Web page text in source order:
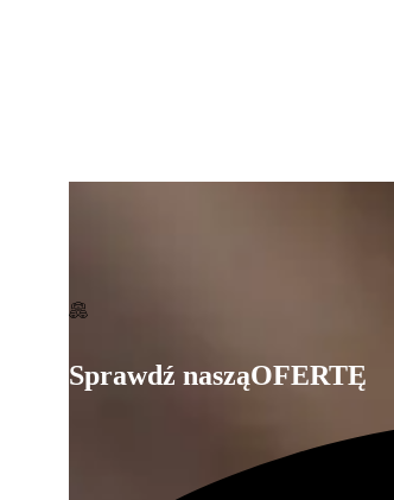
Sprawdź nasząOFERTĘ